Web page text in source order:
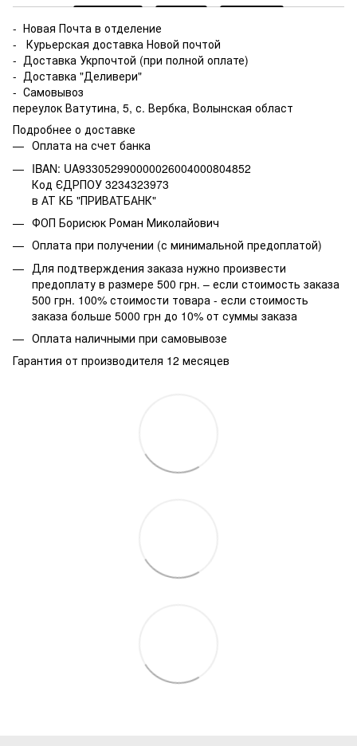
- Новая Почта в отделение
- Курьерская доставка Новой почтой
- Доставка Укрпочтой (при полной оплате)
- Доставка "Деливери"
- Самовывоз
переулок Ватутина, 5, с. Вербка, Волынская област
Подробнее о доставке
Оплата на счет банка
IBAN: UA933052990000026004000804852
Код ЄДРПОУ 3234323973
в АТ КБ "ПРИВАТБАНК"
ФОП Борисюк Роман Миколайович
Оплата при получении (с минимальной предоплатой)
Для подтверждения заказа нужно произвести
предоплату в размере 500 грн. – если стоимость заказа
500 грн. 100% стоимости товара - если стоимость
заказа больше 5000 грн до 10% от суммы заказа
Оплата наличными при самовывозе
Гарантия от производителя 12 месяцев